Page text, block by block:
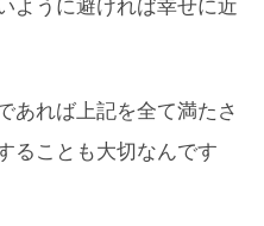
ように避ければ幸せに近
あれば上記を全て満たさ
ることも大切なんです